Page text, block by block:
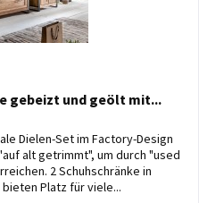
gebeizt und geölt mit...
Dielen-Set im Factory-Design
alt getrimmt", um durch "used
2 Schuhschränke in
Platz für viele...